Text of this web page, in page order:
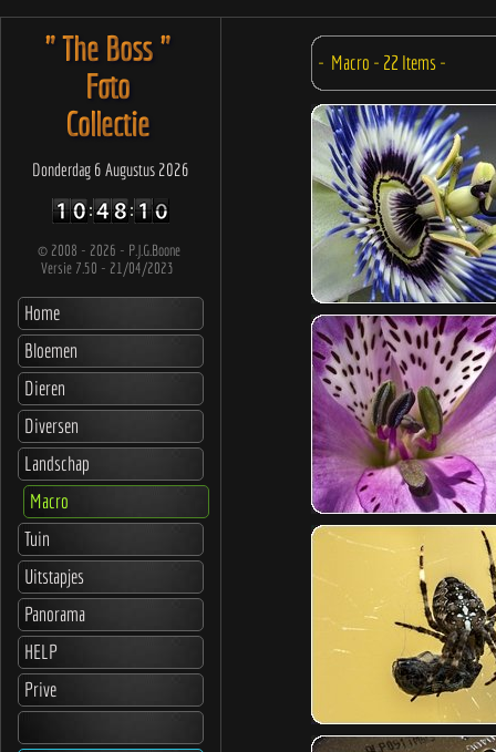
" The Boss "
Foto
Collectie
Donderdag 6 Augustus 2026
© 2008 - 2026 - P.J.G.Boone
Versie 7.50 - 21/04/2023
Home
Bloemen
Dieren
Diversen
Landschap
Macro
Tuin
Uitstapjes
Panorama
HELP
Prive